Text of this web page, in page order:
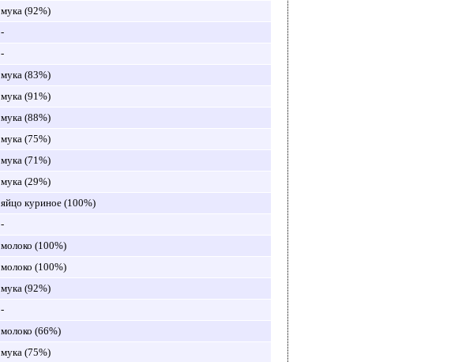
мука (92%)
-
-
мука (83%)
мука (91%)
мука (88%)
мука (75%)
мука (71%)
мука (29%)
яйцо куриное (100%)
-
молоко (100%)
молоко (100%)
мука (92%)
-
молоко (66%)
мука (75%)